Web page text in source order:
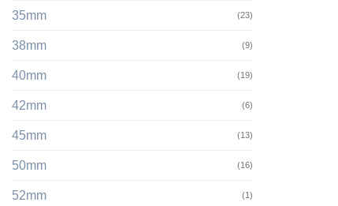
35mm (23)
38mm (9)
40mm (19)
42mm (6)
45mm (13)
50mm (16)
52mm (1)